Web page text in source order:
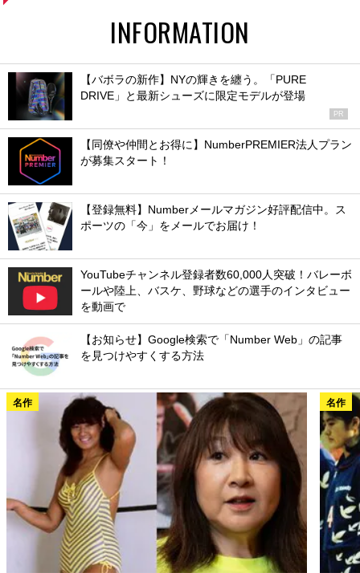
INFORMATION
【バボラの新作】NYの輝きを纏う。「PURE
DRIVE」と最新シューズに限定モデルが登場
PR
【同僚や仲間とお得に】NumberPREMIER法人プラン
が募集スタート！
【登録無料】Numberメールマガジン好評配信中。ス
ポーツの「今」をメールでお届け！
YouTubeチャンネル登録者数60,000人突破！バレーボ
ールや陸上、バスケ、野球などの選手のインタビュー
を動画で
【お知らせ】Google検索で「Number Web」の記事
を見つけやすくする方法
名作 名作